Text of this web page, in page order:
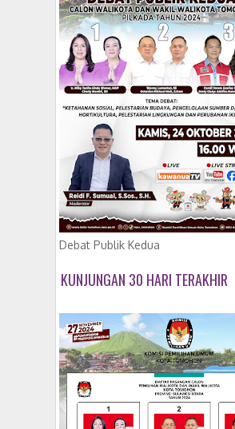
Debat Publik Kedua
KUNJUNGAN 30 HARI TERAKHIR